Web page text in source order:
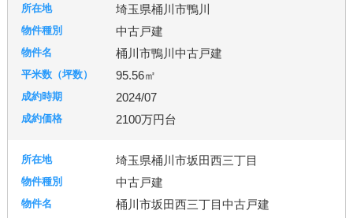
埼玉県桶川市鴨川
中古戸建
桶川市鴨川中古戸建
95.56㎡
2024/07
2100万円台
埼玉県桶川市坂田西三丁目
中古戸建
桶川市坂田西三丁目中古戸建